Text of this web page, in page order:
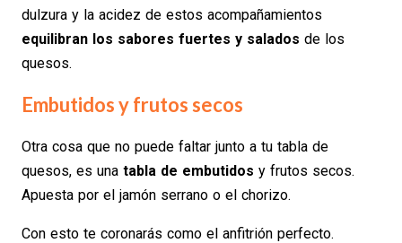
dulzura y la acidez de estos acompañamientos
equilibran los sabores fuertes y salados de los
quesos.
Embutidos y frutos secos
Otra cosa que no puede faltar junto a tu tabla de
quesos, es una tabla de embutidos y frutos secos.
Apuesta por el jamón serrano o el chorizo.
Con esto te coronarás como el anfitrión perfecto.